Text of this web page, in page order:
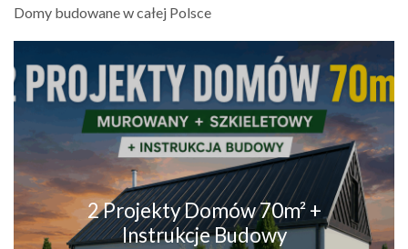
Domy budowane w całej Polsce
2 Projekty Domów 70m² +
Instrukcje Budowy